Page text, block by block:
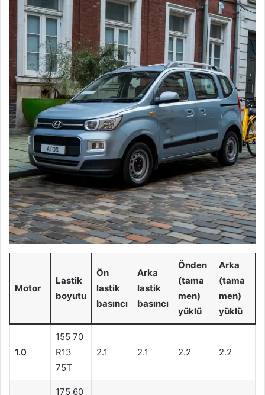
Motor
Lastik
boyutu
Ön
lastik
basıncı
Arka
lastik
basıncı
Önden
(tama
men)
yüklü
Arka
(tama
men)
yüklü
1.0
155 70
R13
75T
2.1 2.1 2.2 2.2
175 60